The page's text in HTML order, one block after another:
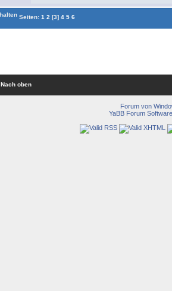
Seiten:1 2 [3] 4 5 6
Nach oben
Forum von
YaBB Forum Software